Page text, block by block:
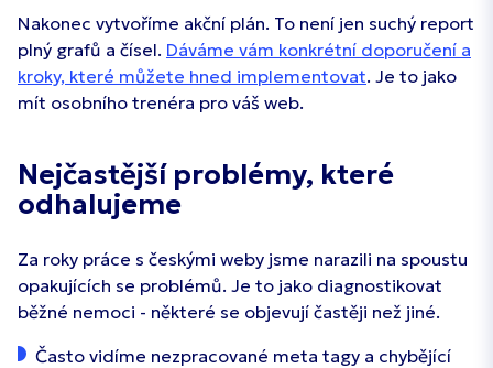
Nakonec vytvoříme akční plán. To není jen suchý report
plný grafů a čísel. Dáváme vám konkrétní doporučení a
kroky, které můžete hned implementovat. Je to jako
mít osobního trenéra pro váš web.
Nejčastější problémy, které
odhalujeme
Za roky práce s českými weby jsme narazili na spoustu
opakujících se problémů. Je to jako diagnostikovat
běžné nemoci - některé se objevují častěji než jiné.
Často vidíme nezpracované meta tagy a chybějící